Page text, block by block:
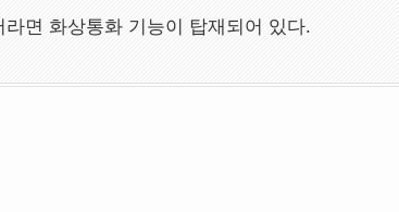
라면 화상통화 기능이 탑재되어 있다.